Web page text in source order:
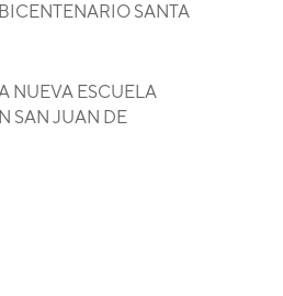
SANTA
NUEVA ESCUELA
SAN JUAN DE